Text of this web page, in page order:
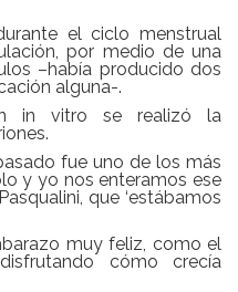
el ciclo menstrual
por medio de una
–había producido dos
alguna-.
in vitro se realizó la
fue uno de los más
y yo nos enteramos ese
que ‘estábamos
muy feliz, como el
cómo crecía